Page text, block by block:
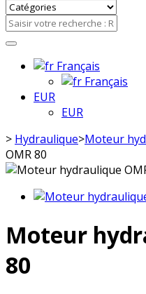
Français
Français
EUR
EUR
> Hydraulique>Moteur
OMR 80
Moteur
80